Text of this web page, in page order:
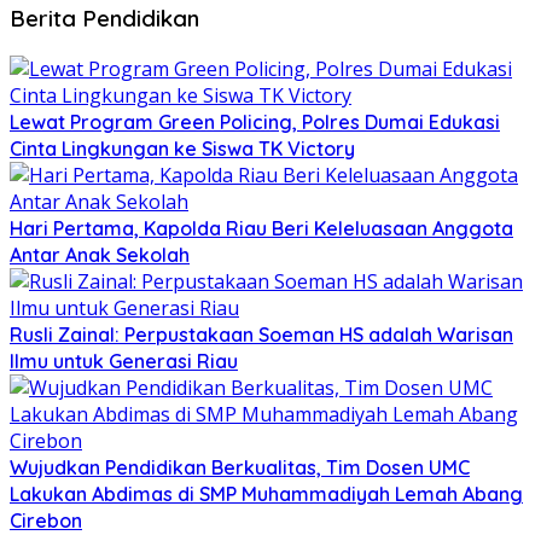
Berita Pendidikan
Lewat Program Green Policing, Polres Dumai Edukasi
Cinta Lingkungan ke Siswa TK Victory
Hari Pertama, Kapolda Riau Beri Keleluasaan Anggota
Antar Anak Sekolah
Rusli Zainal: Perpustakaan Soeman HS adalah Warisan
Ilmu untuk Generasi Riau
Wujudkan Pendidikan Berkualitas, Tim Dosen UMC
Lakukan Abdimas di SMP Muhammadiyah Lemah Abang
Cirebon